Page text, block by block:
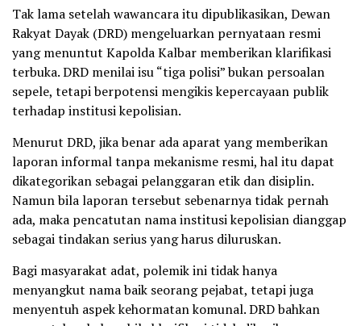
Tak lama setelah wawancara itu dipublikasikan, Dewan
Rakyat Dayak (DRD) mengeluarkan pernyataan resmi
yang menuntut Kapolda Kalbar memberikan klarifikasi
terbuka. DRD menilai isu “tiga polisi” bukan persoalan
sepele, tetapi berpotensi mengikis kepercayaan publik
terhadap institusi kepolisian.
Menurut DRD, jika benar ada aparat yang memberikan
laporan informal tanpa mekanisme resmi, hal itu dapat
dikategorikan sebagai pelanggaran etik dan disiplin.
Namun bila laporan tersebut sebenarnya tidak pernah
ada, maka pencatutan nama institusi kepolisian dianggap
sebagai tindakan serius yang harus diluruskan.
Bagi masyarakat adat, polemik ini tidak hanya
menyangkut nama baik seorang pejabat, tetapi juga
menyentuh aspek kehormatan komunal. DRD bahkan